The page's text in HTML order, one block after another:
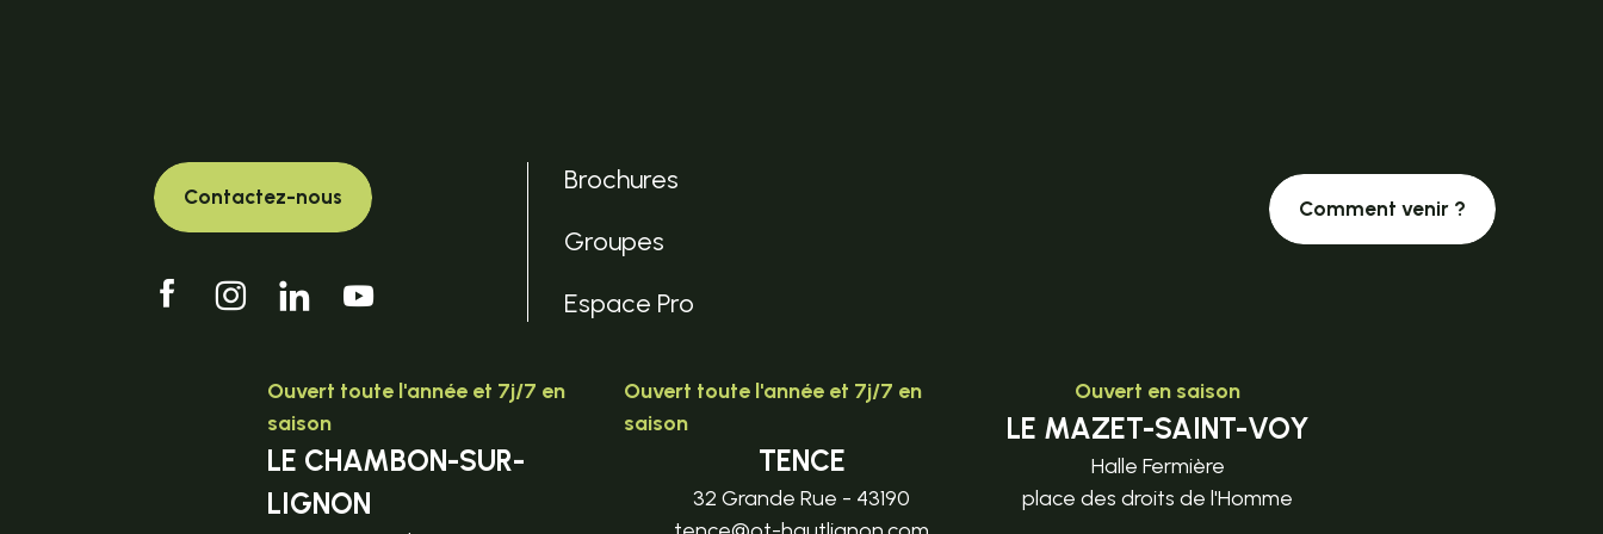
Contactez-nous
Brochures
Groupes
Espace Pro
Comment venir ?
Ouvert toute l'année et 7j/7 en
saison
LE CHAMBON-SUR-
LIGNON
Ouvert toute l'année et 7j/7 en
saison
TENCE
32 Grande Rue - 43190
Ouvert en saison
LE MAZET-SAINT-VOY
Halle Fermière
place des droits de l'Homme